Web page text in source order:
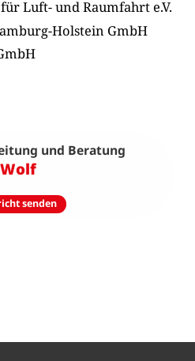
Luft- und Raumfahrt e.V.
Holstein GmbH
und Beratung
senden